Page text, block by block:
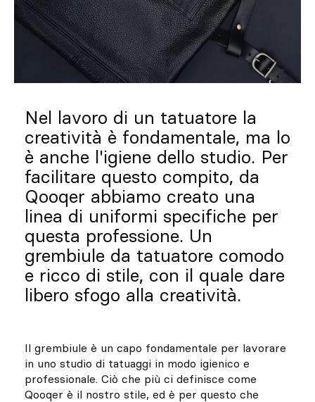
Lasciati ispirare
ES EN FR DE
ITNel lavoro di un tatuatore la
creatività è fondamentale, ma lo
è anche l'igiene dello studio. Per
facilitare questo compito, da
Qooqer abbiamo creato una
linea di uniformi specifiche per
questa professione. Un
grembiule da tatuatore comodo
e ricco di stile, con il quale dare
libero sfogo alla creatività.
Il grembiule è un capo fondamentale per lavorare
in uno studio di tatuaggi in modo igienico e
professionale. Ciò che più ci definisce come
Qooqer è il nostro stile, ed è per questo che